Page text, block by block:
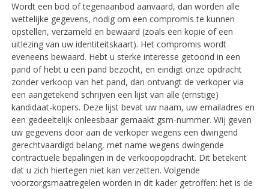
Wordt een bod of tegenaanbod aanvaard, dan worden alle
wettelijke gegevens, nodig om een compromis te kunnen
opstellen, verzameld en bewaard (zoals een kopie of een
uitlezing van uw identiteitskaart). Het compromis wordt
eveneens bewaard. Hebt u sterke interesse getoond in een
pand of hebt u een pand bezocht, en eindigt onze opdracht
zonder verkoop van het pand, dan ontvangt de verkoper via
een aangetekend schrijven een lijst van alle (ernstige)
kandidaat-kopers. Deze lijst bevat uw naam, uw emailadres en
een gedeeltelijk onleesbaar gemaakt gsm-nummer. Wij geven
uw gegevens door aan de verkoper wegens een dwingend
gerechtvaardigd belang, met name wegens dwingende
contractuele bepalingen in de verkoopopdracht. Dit betekent
dat u zich hiertegen niet kan verzetten. Volgende
voorzorgsmaatregelen worden in dit kader getroffen: het is de